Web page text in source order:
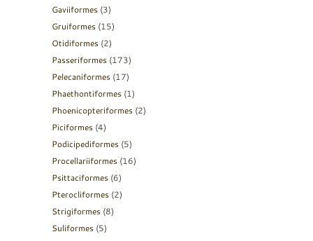
Gaviiformes (3)
Gruiformes (15)
Otidiformes (2)
Passeriformes (173)
Pelecaniformes (17)
Phaethontiformes (1)
Phoenicopteriformes (2)
Piciformes (4)
Podicipediformes (5)
Procellariiformes (16)
Psittaciformes (6)
Pterocliformes (2)
Strigiformes (8)
Suliformes (5)